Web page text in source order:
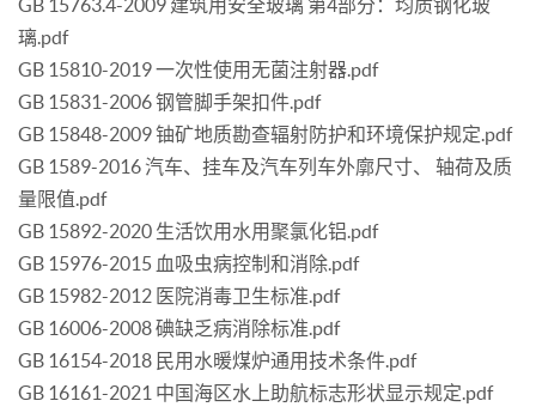
GB 15763.4-2009 建筑用安全玻璃 第4部分：均质钢化玻
璃.pdf
GB 15810-2019 一次性使用无菌注射器.pdf
GB 15831-2006 钢管脚手架扣件.pdf
GB 15848-2009 铀矿地质勘查辐射防护和环境保护规定.pdf
GB 1589-2016 汽车、挂车及汽车列车外廓尺寸、 轴荷及质
量限值.pdf
GB 15892-2020 生活饮用水用聚氯化铝.pdf
GB 15976-2015 血吸虫病控制和消除.pdf
GB 15982-2012 医院消毒卫生标准.pdf
GB 16006-2008 碘缺乏病消除标准.pdf
GB 16154-2018 民用水暖煤炉通用技术条件.pdf
GB 16161-2021 中国海区水上助航标志形状显示规定.pdf